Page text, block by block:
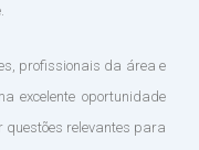
profissionais da área e
excelente oportunidade
relevantes para